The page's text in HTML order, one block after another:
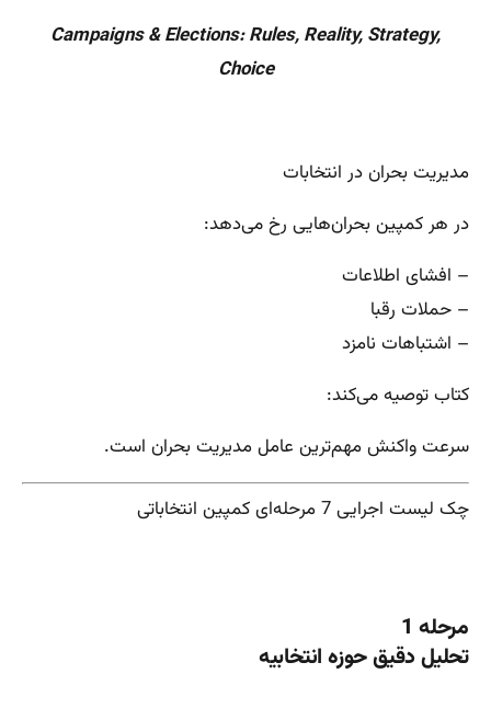
Campaigns & Elections: Rules, Reality, Strategy,
Choice
مدیریت بحران در انتخابات
در هر کمپین بحران‌هایی رخ می‌دهد:
– افشای اطلاعات
– حملات رقبا
– اشتباهات نامزد
کتاب توصیه می‌کند:
سرعت واکنش مهم‌ترین عامل مدیریت بحران است.
چک لیست اجرایی 7 مرحله‌ای کمپین انتخاباتی
مرحله 1
تحلیل دقیق حوزه انتخابیه